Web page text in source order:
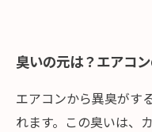
臭いの元は？エアコ
エアコンから異臭がす
れます。この臭いは、